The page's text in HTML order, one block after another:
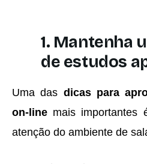
1. Mantenha
de estudos
Uma das dicas para
on-line mais importantes
atenção do ambiente de